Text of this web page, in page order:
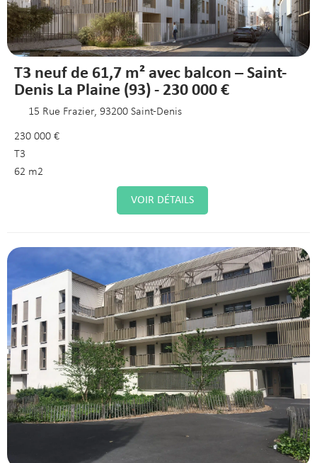
T3 neuf de 61,7 m² avec balcon – Saint-
Denis La Plaine (93) - 230 000 €
15 Rue Frazier, 93200 Saint-Denis
230 000 €
T3
62 m2
VOIR DÉTAILS